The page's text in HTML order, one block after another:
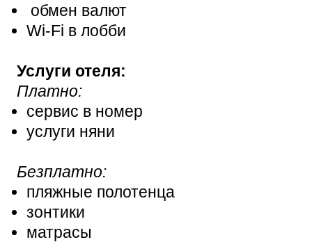
обмен валют
Wi-Fi в лобби
Услуги отеля:
Платно:
сервис в номер
услуги няни
Безплатно:
пляжные полотенца
зонтики
матрасы